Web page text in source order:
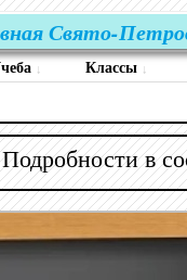
Свято-
↓ Классы ↓
Подробности в